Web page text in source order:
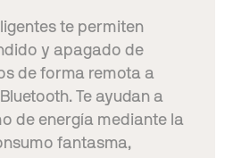
te permiten
y apagado de
de forma remota a
Te ayudan a
de energía mediante la
fantasma,